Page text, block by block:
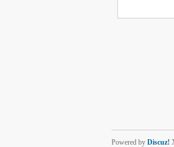
Powered by Discuz!